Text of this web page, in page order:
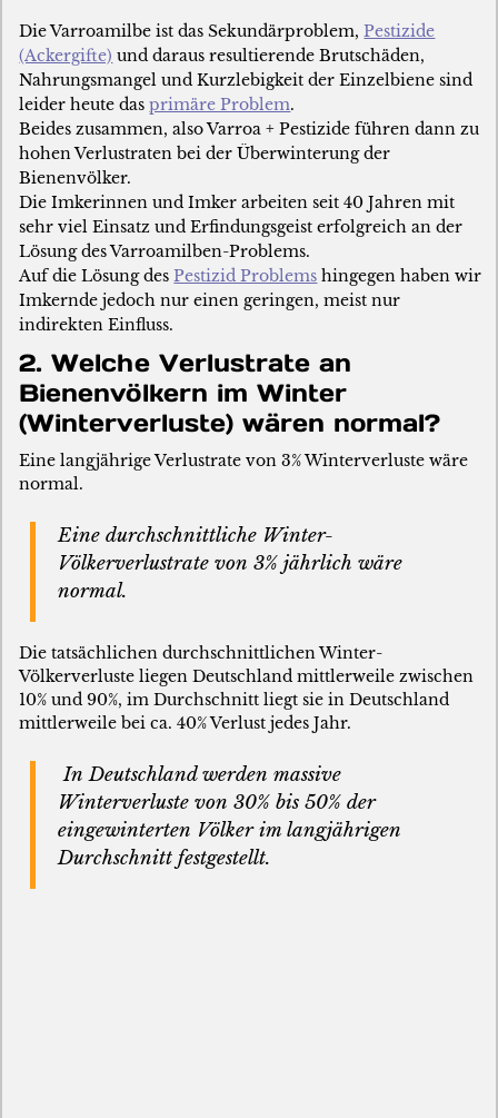
Die Varroamilbe ist das Sekundärproblem,Pestizide
(Ackergifte) und daraus resultierende Brutschäden,
Nahrungsmangel und Kurzlebigkeit der Einzelbiene sind
leider heute dasprimäre Problem.
Beides zusammen, also Varroa + Pestizide führen dann zu
hohen Verlustraten bei der Überwinterung der
Bienenvölker.
Die Imkerinnen und Imker arbeiten seit 40 Jahren mit
sehr viel Einsatz und Erfindungsgeist erfolgreich an der
Lösung des Varroamilben-Problems.
Auf die Lösung desPestizid Problems hingegen haben wir
Imkernde jedoch nur einen geringen, meist nur
indirekten Einfluss.
2. Welche Verlustrate an
Bienenvölkern im Winter
(Winterverluste) wären normal?
Eine langjährige Verlustrate von 3% Winterverluste wäre
normal.
Eine durchschnittliche Winter-
Völkerverlustrate von 3% jährlich wäre
normal.
Die tatsächlichen durchschnittlichen Winter-
Völkerverluste liegen Deutschland mittlerweile zwischen
10% und 90%, im Durchschnitt liegt sie in Deutschland
mittlerweile bei ca. 40% Verlust jedes Jahr.
In Deutschland werden massive
Winterverluste von 30% bis 50% der
eingewinterten Völker im langjährigen
Durchschnitt festgestellt.